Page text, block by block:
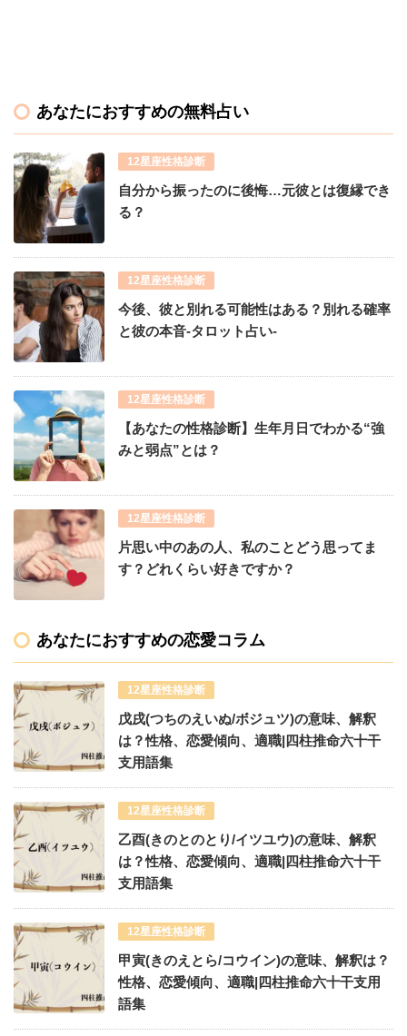
あなたにおすすめの無料占い
12星座性格診断
自分から振ったのに後悔…元彼とは復縁でき
る？
12星座性格診断
今後、彼と別れる可能性はある？別れる確率
と彼の本音-タロット占い-
12星座性格診断
【あなたの性格診断】生年月日でわかる“強
みと弱点”とは？
12星座性格診断
片思い中のあの人、私のことどう思ってま
す？どれくらい好きですか？
あなたにおすすめの恋愛コラム
12星座性格診断
戊戌(つちのえいぬ/ボジュツ)の意味、解釈
は？性格、恋愛傾向、適職|四柱推命六十干
支用語集
12星座性格診断
乙酉(きのとのとり/イツユウ)の意味、解釈
は？性格、恋愛傾向、適職|四柱推命六十干
支用語集
12星座性格診断
甲寅(きのえとら/コウイン)の意味、解釈は？
性格、恋愛傾向、適職|四柱推命六十干支用
語集